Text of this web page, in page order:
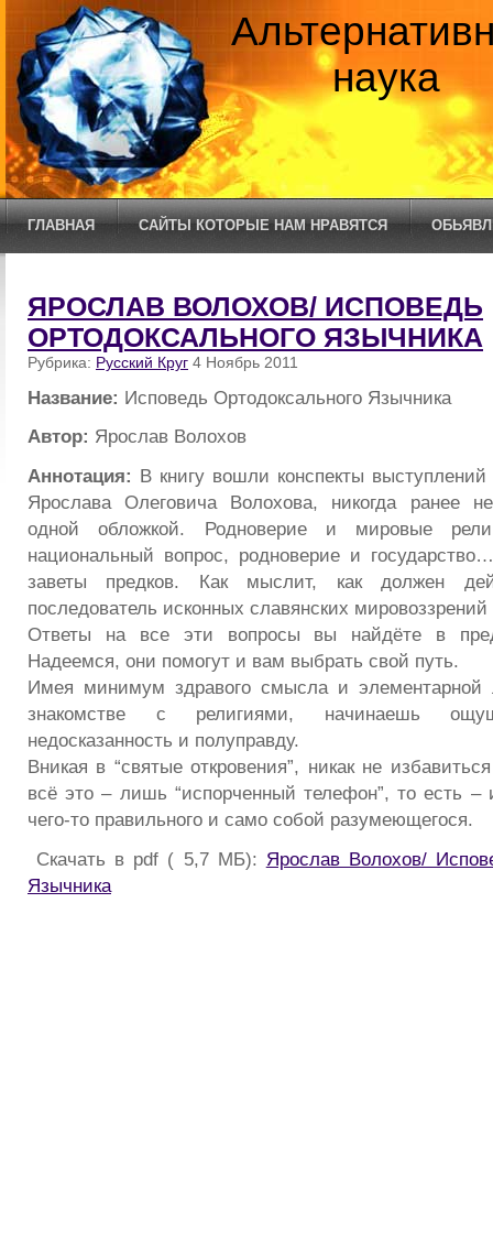
наука
ГЛАВНАЯ САЙТЫ КОТОРЫЕ НАМ НРАВЯТСЯ
ЯРОСЛАВ ВОЛОХОВ/ ИСПОВЕДЬ
ОРТОДОКСАЛЬНОГО ЯЗЫЧНИКА
Рубрика: Русский Круг 4 Ноябрь 2011
Название: Исповедь Ортодоксального Язычника
Автор: Ярослав Волохов
Аннотация: В книгу вошли конспекты
Ярослава Олеговича Волохова, никогда ранее
одной обложкой. Родноверие и мировые
национальный вопрос, родноверие и
заветы предков. Как мыслит, как должен
последователь исконных славянских
Ответы на все эти вопросы вы найдёте в
Надеемся, они помогут и вам выбрать свой путь.
Имея минимум здравого смысла и элементарной
знакомстве с религиями, начинаешь
недосказанность и полуправду.
Вникая в “святые откровения”, никак не
всё это – лишь “испорченный телефон”, то есть –
чего-то правильного и само собой разумеющегося.
Скачать в pdf ( 5,7 МБ): Ярослав Волохов/
Язычника